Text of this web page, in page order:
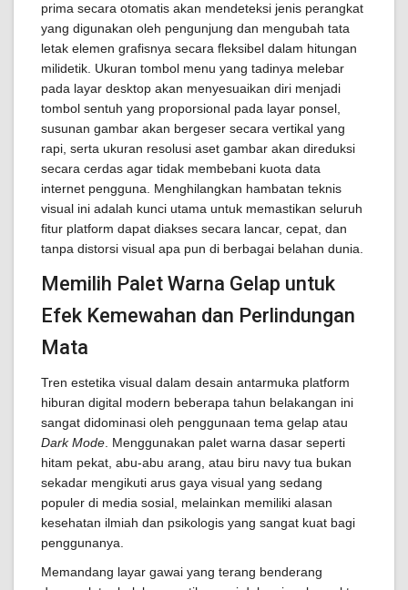
prima secara otomatis akan mendeteksi jenis perangkat
yang digunakan oleh pengunjung dan mengubah tata
letak elemen grafisnya secara fleksibel dalam hitungan
milidetik. Ukuran tombol menu yang tadinya melebar
pada layar desktop akan menyesuaikan diri menjadi
tombol sentuh yang proporsional pada layar ponsel,
susunan gambar akan bergeser secara vertikal yang
rapi, serta ukuran resolusi aset gambar akan direduksi
secara cerdas agar tidak membebani kuota data
internet pengguna. Menghilangkan hambatan teknis
visual ini adalah kunci utama untuk memastikan seluruh
fitur platform dapat diakses secara lancar, cepat, dan
tanpa distorsi visual apa pun di berbagai belahan dunia.
Memilih Palet Warna Gelap untuk
Efek Kemewahan dan Perlindungan
Mata
Tren estetika visual dalam desain antarmuka platform
hiburan digital modern beberapa tahun belakangan ini
sangat didominasi oleh penggunaan tema gelap atau
Dark Mode . Menggunakan palet warna dasar seperti
hitam pekat, abu-abu arang, atau biru navy tua bukan
sekadar mengikuti arus gaya visual yang sedang
populer di media sosial, melainkan memiliki alasan
kesehatan ilmiah dan psikologis yang sangat kuat bagi
penggunanya.
Memandang layar gawai yang terang benderang